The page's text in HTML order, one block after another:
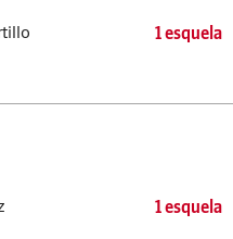
1 esquela
1 esquela